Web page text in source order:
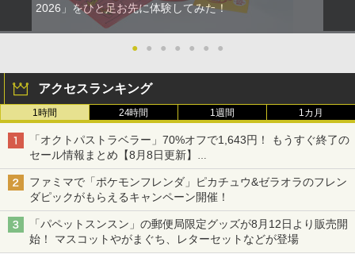
2026」をひと足お先に体験してみた！
● ● ● ● ● ● ●
アクセスランキング
1時間 24時間 1週間 1カ月
「オクトパストラベラー」70%オフで1,643円！ もうすぐ終了の
セール情報まとめ【8月8日更新】
ニンテンドーeショップでは「大神 絶景版」が67%オフで990円
ファミマで「ポケモンフレンダ」ピカチュウ&ゼラオラのフレン
ダピックがもらえるキャンペーン開催！
「パペットスンスン」の郵便局限定グッズが8月12日より販売開
始！ マスコットやがまぐち、レターセットなどが登場